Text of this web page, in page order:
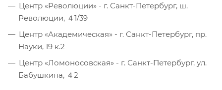
Центр «Революции» - г. Санкт-Петербург, ш.
Революции, ４1/39
Центр «Академическая» - г. Санкт-Петербург, пр.
Науки, 19 к.2
Центр «Ломоносовская» - г. Санкт-Петербург, ул.
Бабушкина, ４2